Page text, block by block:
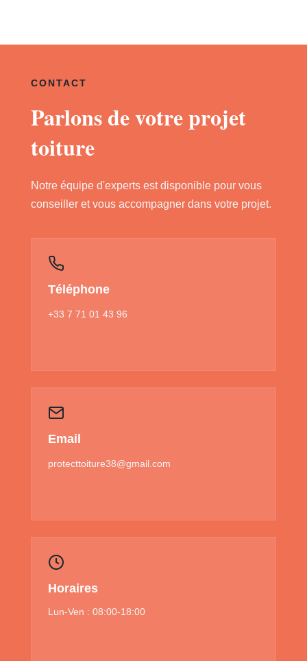
CONTACT
Parlons de votre projet
toiture
Notre équipe d'experts est disponible pour vous
conseiller et vous accompagner dans votre projet.
Téléphone
+33 7 71 01 43 96
Email
protecttoiture38@gmail.com
Horaires
Lun-Ven : 08:00-18:00